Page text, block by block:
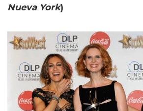
Nueva York)